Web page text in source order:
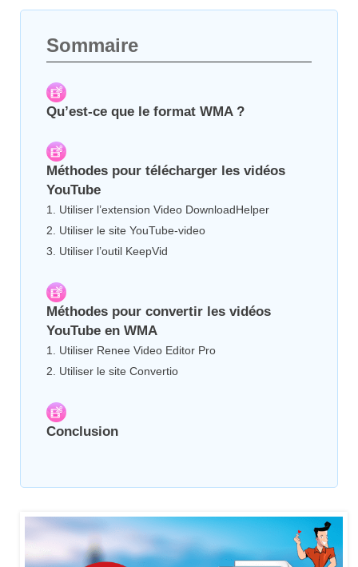
Sommaire
Qu’est-ce que le format WMA ?
Méthodes pour télécharger les vidéos
YouTube
1. Utiliser l’extension Video DownloadHelper
2. Utiliser le site YouTube-video
3. Utiliser l’outil KeepVid
Méthodes pour convertir les vidéos
YouTube en WMA
1. Utiliser Renee Video Editor Pro
2. Utiliser le site Convertio
Conclusion